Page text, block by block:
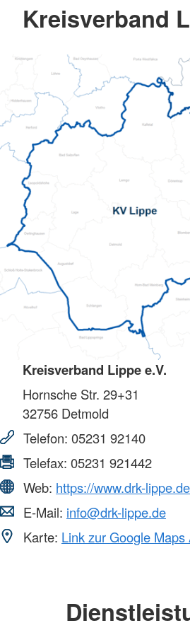
Kreisverband
Kreisverband Lippe e.V.
Hornsche Str. 29+31
32756 Detmold
Telefon: 05231 92140
Telefax: 05231 921442
Web: https://www.drk-lippe.de
E-Mail: info@drk-lippe.de
Karte: Link zur Google Maps